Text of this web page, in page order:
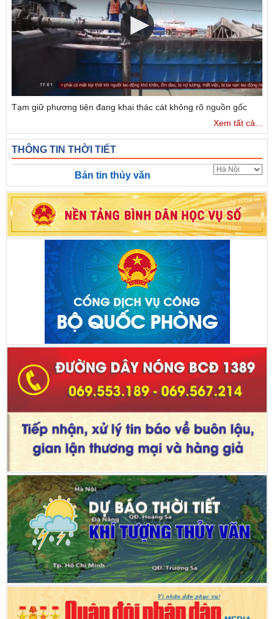
Tạm giữ phương tiện đang khai thác cát không rõ nguồn gốc
Xem tất cả...
THÔNG TIN THỜI TIẾT
Bản tin thủy văn